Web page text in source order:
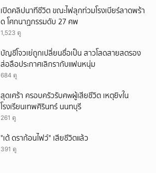
เปิดคลิปนาทีชีวิต ขณะไฟลุกท่วมโรงเบียร์ลาดพร้า
ด โศกนาฏกรรมดับ 27 ศพ
1,523 ดู
บัญชีโจวเย่ถูกเปลี่ยนชื่อเป็น สาวโสดสายสตรอง
ส่อลือประกาศเลิกรากับแฟนหนุ่ม
684 ดู
สุดเศร้า ครอบครัวรับศwผู้เสียชีวิต เหตุยิvใน
โรงเรียนเทพศิรินทร์ นนทบุรี
261 ดู
"เต้ ดราก้อนไฟว์" เสียชีวิตแล้ว
391 ดู